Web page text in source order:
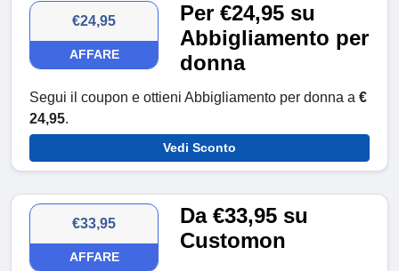
€24,95
AFFARE
Per €24,95 su
Abbigliamento per
donna
Segui il coupon e ottieni Abbigliamento per donna a €
24,95.
Vedi Sconto
€33,95
AFFARE
Da €33,95 su
Customon